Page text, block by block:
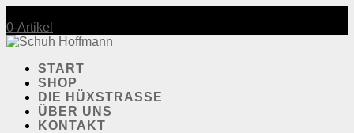
0-Artikel
START
SHOP
DIE HÜXSTRASSE
ÜBER UNS
KONTAKT